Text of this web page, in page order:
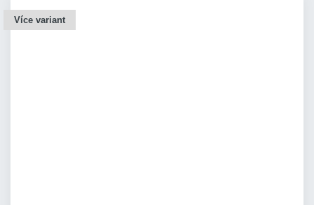
Více variant